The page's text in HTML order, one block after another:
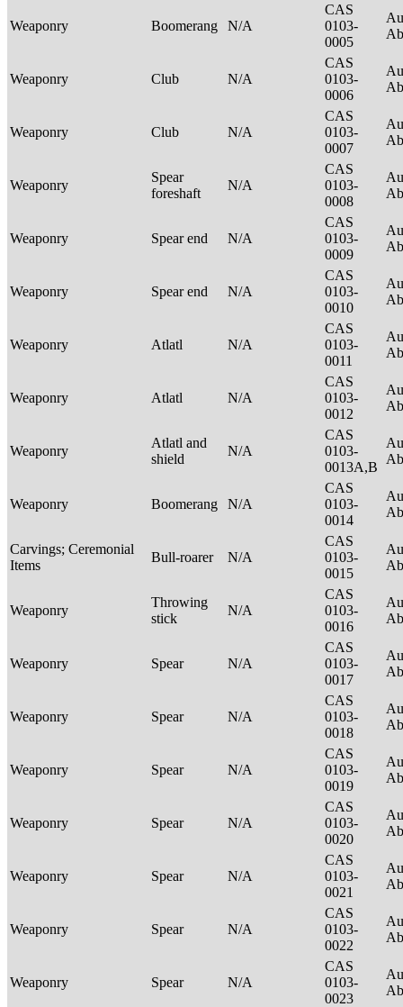
Weaponry Boomerang N/A
CAS
0103-
0005
Weaponry Club N/A
CAS
0103-
0006
Weaponry Club N/A
CAS
0103-
0007
Weaponry
Spear
foreshaft
N/A
CAS
0103-
0008
Weaponry Spear end N/A
CAS
0103-
0009
Weaponry Spear end N/A
CAS
0103-
0010
Weaponry Atlatl N/A
CAS
0103-
0011
Weaponry Atlatl N/A
CAS
0103-
0012
Weaponry
Atlatl and
shield
N/A
CAS
0103-
0013A,B
Weaponry Boomerang N/A
CAS
0103-
0014
Carvings; Ceremonial
Items
Bull-roarer N/A
CAS
0103-
0015
Weaponry
Throwing
stick
N/A
CAS
0103-
0016
Weaponry Spear N/A
CAS
0103-
0017
Weaponry Spear N/A
CAS
0103-
0018
Weaponry Spear N/A
CAS
0103-
0019
Weaponry Spear N/A
CAS
0103-
0020
Weaponry Spear N/A
CAS
0103-
0021
Weaponry Spear N/A
CAS
0103-
0022
Weaponry Spear N/A
CAS
0103-
0023